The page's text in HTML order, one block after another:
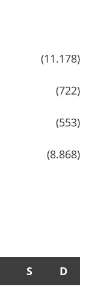
(11.178)
(722)
(553)
(8.868)
S
D